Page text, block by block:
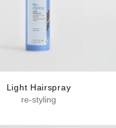
Light Hairspray
re-styling